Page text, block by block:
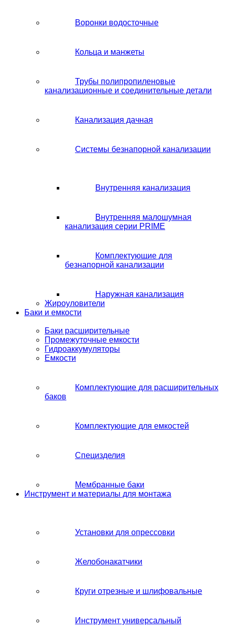
Воронки водосточные
Кольца и манжеты
Трубы полипропиленовые
канализационные и соединительные детали
Канализация дачная
Системы безнапорной канализации
Внутренняя канализация
Внутренняя малошумная
канализация серии PRIME
Комплектующие для
безнапорной канализации
Наружная канализация
Жироуловители
Баки и емкости
Баки расширительные
Промежуточные емкости
Гидроаккумуляторы
Емкости
Комплектующие для расширительных
баков
Комплектующие для емкостей
Специзделия
Мембранные баки
Инструмент и материалы для монтажа
Установки для опрессовки
Желобонакатчики
Круги отрезные и шлифовальные
Инструмент универсальный